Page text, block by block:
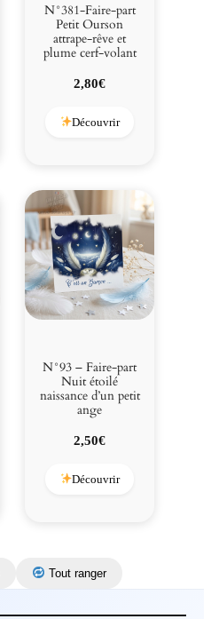
N°381-Faire-part
Petit Ourson
attrape-rêve et
plume cerf-volant
2,80€
Découvrir
N°93 – Faire-part
Nuit étoilé
naissance d’un petit
ange
2,50€
Découvrir
Tout ranger